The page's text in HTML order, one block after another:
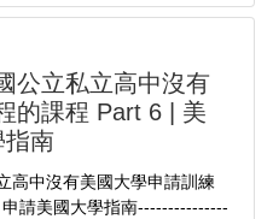
公立私立高中沒有
的課程 Part 6 | 美
指南
高中沒有美國大學申請訓練
請美國大學指南---------------